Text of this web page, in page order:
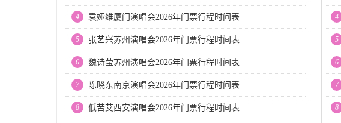
4 袁娅维厦门演唱会2026年门票行程时间表
5 张艺兴苏州演唱会2026年门票行程时间表
6 魏诗莹苏州演唱会2026年门票行程时间表
7 陈晓东南京演唱会2026年门票行程时间表
8 低苦艾西安演唱会2026年门票行程时间表
4
5
6
7
8